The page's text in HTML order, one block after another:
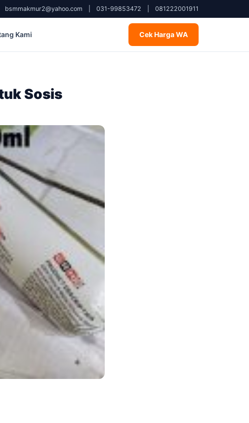
bsmmakmur2@yahoo.com 031-99853472 081222001911
Kami Cek Harga WA
Sosis